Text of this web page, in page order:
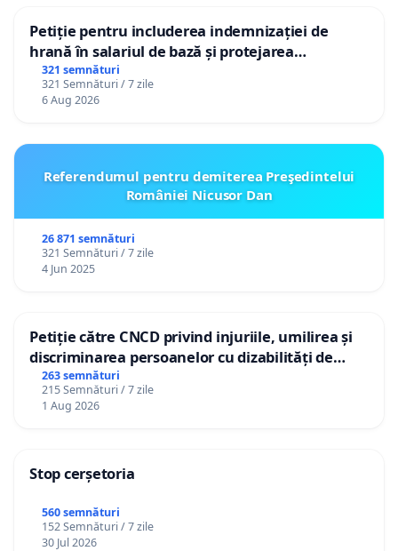
Petiție pentru includerea indemnizației de
hrană în salariul de bază și protejarea
gradațiilor de vechime pentru asistenții
personali
321 semnături
321 Semnături / 7 zile
6 Aug 2026
Referendumul pentru demiterea Preşedintelui
României Nicusor Dan
26 871 semnături
321 Semnături / 7 zile
4 Jun 2025
Petiție către CNCD privind injuriile, umilirea și
discriminarea persoanelor cu dizabilități de
către utilizatorul TikTok „Gorici”
263 semnături
215 Semnături / 7 zile
1 Aug 2026
Stop cerșetoria
560 semnături
152 Semnături / 7 zile
30 Jul 2026